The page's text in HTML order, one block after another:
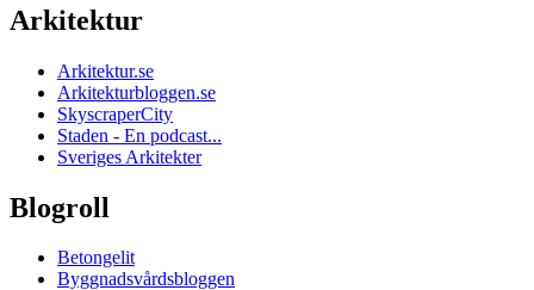
Arkitektur
Arkitektur.se
Arkitekturbloggen.se
SkyscraperCity
Staden - En podcast...
Sveriges Arkitekter
Blogroll
Betongelit
Byggnadsvårdsbloggen